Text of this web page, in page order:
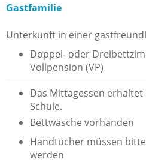
Gastfamilie
Unterkunft in einer
Doppel- oder
Vollpension (VP)
Das Mittagessen
Schule.
Bettwäsche vorhanden
Handtücher müssen
werden